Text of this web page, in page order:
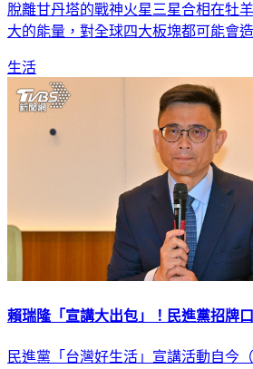
脫離甘丹塔的戰神火星三星合相在牡
大的能量，對全球四大板塊都可能會
生活
賴瑞隆「宣講大出包」！民進黨招牌
民進黨「台灣好生活」宣講活動自今